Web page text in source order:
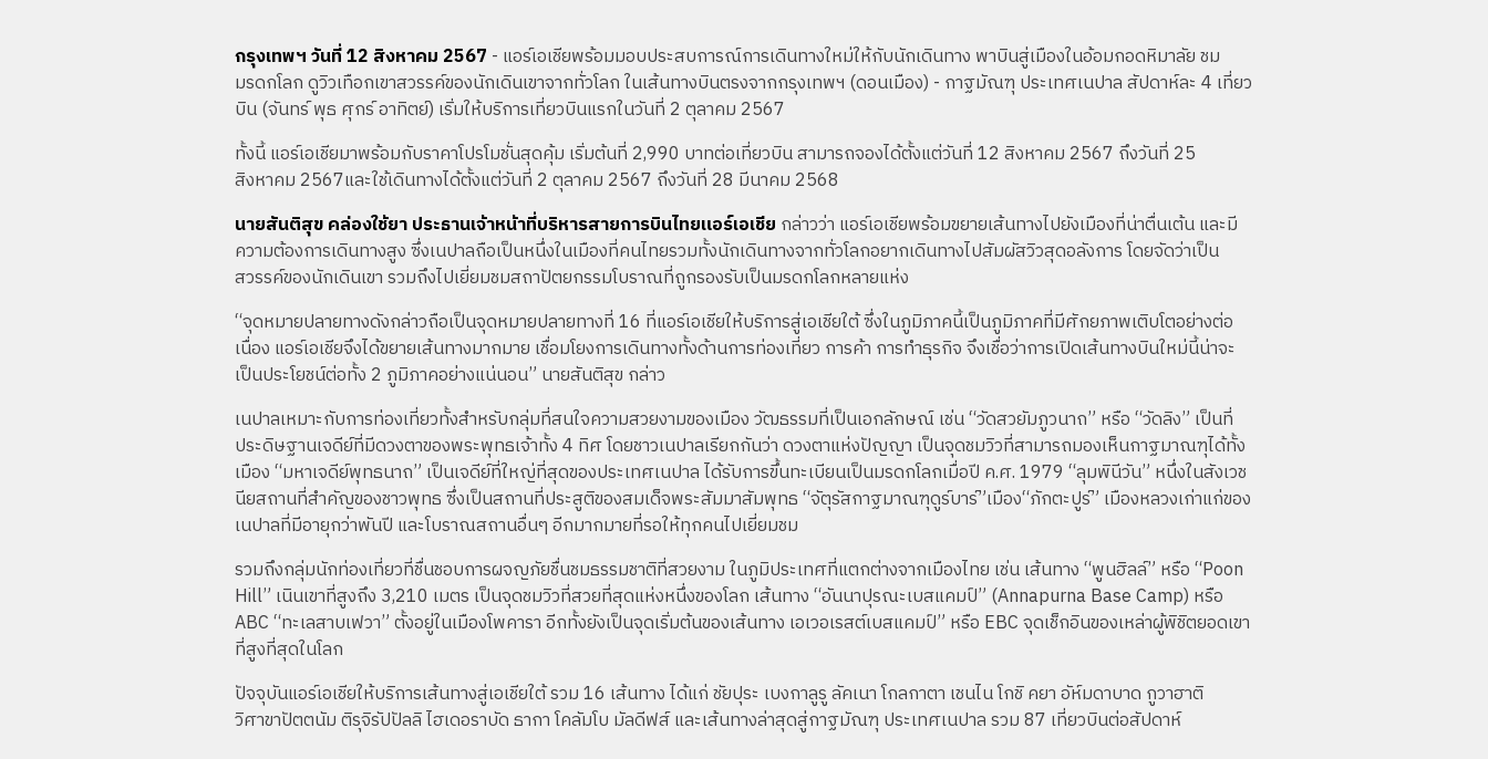
กรุงเทพฯ วันที่ 12 สิงหาคม 2567 - แอร์เอเชียพร้อมมอบประสบการณ์การเดินทางใหม่ให้กับนักเดินทาง พาบินสู่เมืองในอ้อมกอดหิมาลัย ชม
มรดกโลก ดูวิวเทือกเขาสวรรค์ของนักเดินเขาจากทั่วโลก ในเส้นทางบินตรงจากกรุงเทพฯ (ดอนเมือง) - กาฐมัณฑุ ประเทศเนปาล สัปดาห์ละ 4 เที่ยว
บิน (จันทร์ พุธ ศุกร์ อาทิตย์) เริ่มให้บริการเที่ยวบินแรกในวันที่ 2 ตุลาคม 2567
ทั้งนี้ แอร์เอเชียมาพร้อมกับราคาโปรโมชั่นสุดคุ้ม เริ่มต้นที่ 2,990 บาทต่อเที่ยวบิน สามารถจองได้ตั้งแต่วันที่ 12 สิงหาคม 2567 ถึงวันที่ 25
สิงหาคม 2567และใช้เดินทางได้ตั้งแต่วันที่ 2 ตุลาคม 2567 ถึงวันที่ 28 มีนาคม 2568
นายสันติสุข คล่องใช้ยา ประธานเจ้าหน้าที่บริหารสายการบินไทยแอร์เอเชีย กล่าวว่า แอร์เอเชียพร้อมขยายเส้นทางไปยังเมืองที่น่าตื่นเต้น และมี
ความต้องการเดินทางสูง ซึ่งเนปาลถือเป็นหนึ่งในเมืองที่คนไทยรวมทั้งนักเดินทางจากทั่วโลกอยากเดินทางไปสัมผัสวิวสุดอลังการ โดยจัดว่าเป็น
สวรรค์ของนักเดินเขา รวมถึงไปเยี่ยมชมสถาปัตยกรรมโบราณที่ถูกรองรับเป็นมรดกโลกหลายแห่ง
“จุดหมายปลายทางดังกล่าวถือเป็นจุดหมายปลายทางที่ 16 ที่แอร์เอเชียให้บริการสู่เอเชียใต้ ซึ่งในภูมิภาคนี้เป็นภูมิภาคที่มีศักยภาพเติบโตอย่างต่อ
เนื่อง แอร์เอเชียจึงได้ขยายเส้นทางมากมาย เชื่อมโยงการเดินทางทั้งด้านการท่องเที่ยว การค้า การทำธุรกิจ จึงเชื่อว่าการเปิดเส้นทางบินใหม่นี้น่าจะ
เป็นประโยชน์ต่อทั้ง 2 ภูมิภาคอย่างแน่นอน” นายสันติสุข กล่าว
เนปาลเหมาะกับการท่องเที่ยวทั้งสำหรับกลุ่มที่สนใจความสวยงามของเมือง วัฒธรรมที่เป็นเอกลักษณ์ เช่น “วัดสวยัมภูวนาถ” หรือ “วัดลิง” เป็นที่
ประดิษฐานเจดีย์ที่มีดวงตาของพระพุทธเจ้าทั้ง 4 ทิศ โดยชาวเนปาลเรียกกันว่า ดวงตาแห่งปัญญา เป็นจุดชมวิวที่สามารถมองเห็นกาฐมาณฑุได้ทั้ง
เมือง “มหาเจดีย์พุทธนาถ” เป็นเจดีย์ที่ใหญ่ที่สุดของประเทศเนปาล ได้รับการขึ้นทะเบียนเป็นมรดกโลกเมื่อปี ค.ศ. 1979 “ลุมพินีวัน” หนึ่งในสังเวช
นียสถานที่สำคัญของชาวพุทธ ซึ่งเป็นสถานที่ประสูติของสมเด็จพระสัมมาสัมพุทธ “จัตุรัสกาฐมาณฑุดูร์บาร์”เมือง“ภักตะปูร์” เมืองหลวงเก่าแก่ของ
เนปาลที่มีอายุกว่าพันปี และโบราณสถานอื่นๆ อีกมากมายที่รอให้ทุกคนไปเยี่ยมชม
รวมถึงกลุ่มนักท่องเที่ยวที่ชื่นชอบการผจญภัยชื่นชมธรรมชาติที่สวยงาม ในภูมิประเทศที่แตกต่างจากเมืองไทย เช่น เส้นทาง “พูนฮิลล์” หรือ “Poon
Hill” เนินเขาที่สูงถึง 3,210 เมตร เป็นจุดชมวิวที่สวยที่สุดแห่งหนึ่งของโลก เส้นทาง “อันนาปุรณะเบสแคมป์” (Annapurna Base Camp) หรือ
ABC “ทะเลสาบเฟวา” ตั้งอยู่ในเมืองโพคารา อีกทั้งยังเป็นจุดเริ่มต้นของเส้นทาง เอเวอเรสต์เบสแคมป์” หรือ EBC จุดเช็กอินของเหล่าผู้พิชิตยอดเขา
ที่สูงที่สุดในโลก
ปัจจุบันแอร์เอเชียให้บริการเส้นทางสู่เอเชียใต้ รวม 16 เส้นทาง ได้แก่ ชัยปุระ เบงกาลูรู ลัคเนา โกลกาตา เชนไน โกชิ คยา อัห์มดาบาด กูวาฮาติ
วิศาขาปัตตนัม ติรุจิรัปปัลลิ ไฮเดอราบัด ธากา โคลัมโบ มัลดีฟส์ และเส้นทางล่าสุดสู่กาฐมัณฑุ ประเทศเนปาล รวม 87 เที่ยวบินต่อสัปดาห์